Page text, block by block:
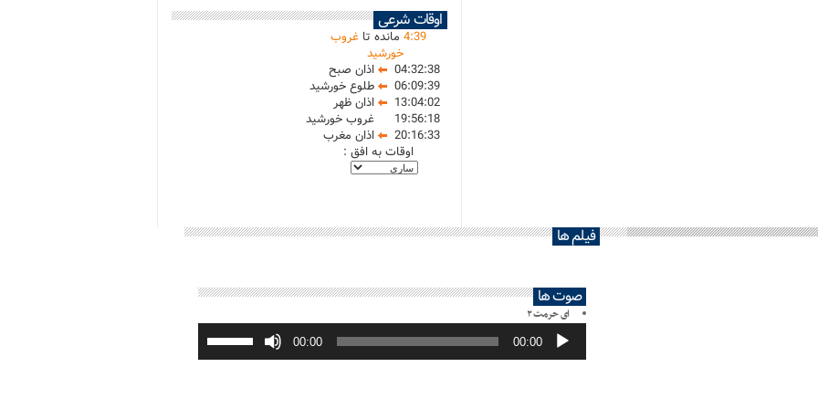
اوقات شرعی
4:39 مانده تاغروب
خورشید
04:32:38
اذان صبح
06:09:39
طلوع خورشید
13:04:02
اذان ظهر
19:56:18
غروب خورشید
20:16:33
اذان مغرب
اوقات به افق :
فیلم ها
صوت ها
ای حرمت ۲
پخش‌کننده
صوت 00:00
00:00
برای
افزایش
یا
صدا